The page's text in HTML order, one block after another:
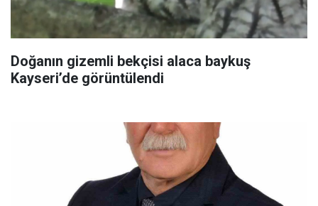
Doğanın gizemli bekçisi alaca baykuş
Kayseri’de görüntülendi